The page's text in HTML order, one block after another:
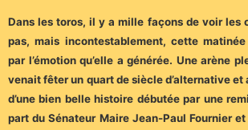
Dans les toros, il y a mille façons de voir les
pas, mais incontestablement, cette
par l’émotion qu’elle a générée. Une arène
venait fêter un quart de siècle d’alternative et
d’une bien belle histoire débutée par une
part du Sénateur Maire Jean-Paul Fournier